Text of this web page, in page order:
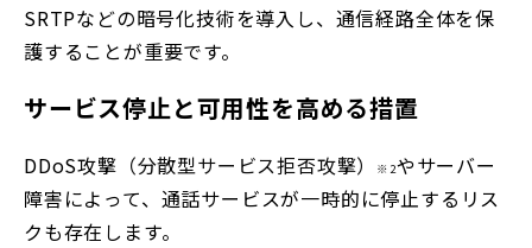
SRTPなどの暗号化技術を導入し、通信経路全体を保
護することが重要です。
サービス停止と可用性を高める措置
DDoS攻撃 （分散型サービス拒否攻撃） ※2やサーバー
障害によって、通話サービスが一時的に停止するリス
クも存在します。